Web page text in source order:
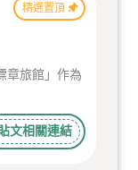
精選置頂
章旅館」作為
文相關連結